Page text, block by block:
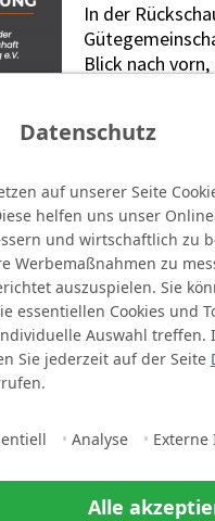
In der
Blick nach
Sie finden
Zum
Datenschutz
auf unserer Seite
helfen uns unser
und wirtschaftlich zu
Werbemaßnahmen zu
auszuspielen. Sie
essentiellen Cookies und
Auswahl treffen.
Sie jederzeit auf der Seite
• Analyse •
Alle